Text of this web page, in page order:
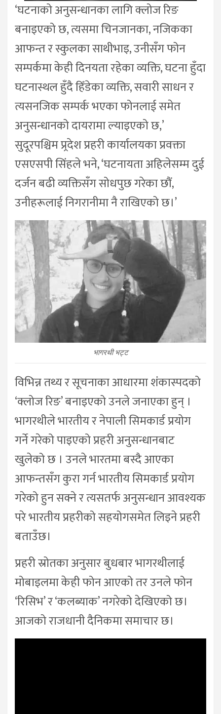
‘घटनाको अनुसन्धानका लागि क्लोज रिङ
बनाइएको छ, त्यसमा चिनजानका, नजिकका
आफन्त र स्कुलका साथीभाइ, उनीसँग फोन
सम्पर्कमा केही दिनयता रहेका व्यक्ति, घटना हुँदा
घटनास्थल हुँदै हिँडेका व्यक्ति, सवारी साधन र
त्यसनजिक सम्पर्क भएका फोनलाई समेत
अनुसन्धानको दायरामा ल्याइएको छ,’
सुदूरपश्चिम प्र्रदेश प्रहरी कार्यालयका प्रवक्ता
एसएसपी सिंहले भने, ‘घटनायता अहिलेसम्म दुई
दर्जन बढी व्यक्तिसँग सोधपुछ गरेका छौं,
उनीहरूलाई निगरानीमा नै राखिएको छ।’
भागरथी भट्ट
विभिन्न तथ्य र सूचनाका आधारमा शंकास्पदको
‘क्लोज रिङ’ बनाइएको उनले जनाएका हुन् ।
भागरथीले भारतीय र नेपाली सिमकार्ड प्रयोग
गर्ने गरेको पाइएको प्रहरी अनुसन्धानबाट
खुलेको छ । उनले भारतमा बस्दै आएका
आफन्तसँग कुरा गर्न भारतीय सिमकार्ड प्रयोग
गरेको हुन सक्ने र त्यसतर्फ अनुसन्धान आवश्यक
परे भारतीय प्रहरीको सहयोगसमेत लिइने प्रहरी
बताउँछ।
प्रहरी स्रोतका अनुसार बुधबार भागरथीलाई
मोबाइलमा केही फोन आएको तर उनले फोन
‘रिसिभ’ र ‘कलब्याक’ नगरेको देखिएको छ।
आजको राजधानी दैनिकमा समाचार छ।